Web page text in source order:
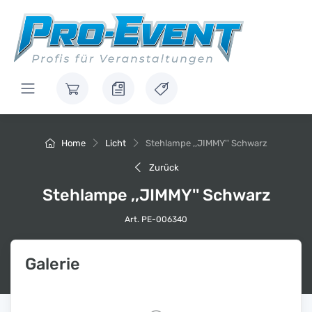
Home Licht Stehlampe ,,JIMMY'' Schwarz
Zurück
Stehlampe ,,JIMMY'' Schwarz
Art. PE-006340
Galerie